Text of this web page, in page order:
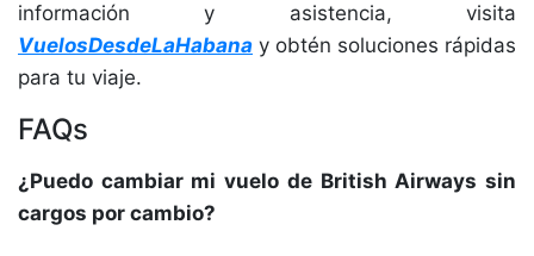
información y asistencia, visita
VuelosDesdeLaHabana y obtén soluciones rápidas
para tu viaje.
FAQs
¿Puedo cambiar mi vuelo de British Airways sin
cargos por cambio?